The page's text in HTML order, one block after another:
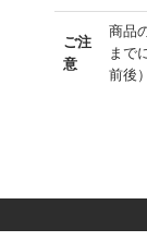
ご注
意
商品
まで
前後